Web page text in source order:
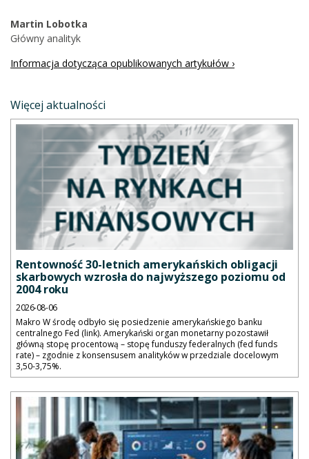
Martin Lobotka
Główny analityk
Informacja dotycząca opublikowanych artykułów ›
Więcej aktualności
Rentowność 30-letnich amerykańskich obligacji
skarbowych wzrosła do najwyższego poziomu od
2004 roku
2026-08-06
Makro W środę odbyło się posiedzenie amerykańskiego banku
centralnego Fed (link). Amerykański organ monetarny pozostawił
główną stopę procentową – stopę funduszy federalnych (fed funds
rate) – zgodnie z konsensusem analityków w przedziale docelowym
3,50-3,75%.